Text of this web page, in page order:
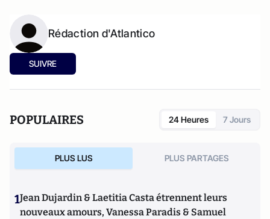
Rédaction d'Atlantico
SUIVRE
POPULAIRES 24 Heures 7 Jours
PLUS LUS PLUS PARTAGES
1Jean Dujardin & Laetitia Casta étrennent leurs
nouveaux amours, Vanessa Paradis & Samuel